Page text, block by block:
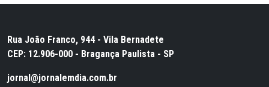
Rua João Franco, 944 - Vila Bernadete
CEP: 12.906-000 - Bragança Paulista - SP
jornal@jornalemdia.com.br